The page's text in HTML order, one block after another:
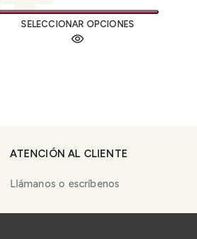
SELECCIONAR OPCIONES
ATENCIÓN AL CLIENTE
Llámanos o escríbenos